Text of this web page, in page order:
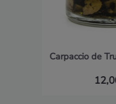
Carpaccio de